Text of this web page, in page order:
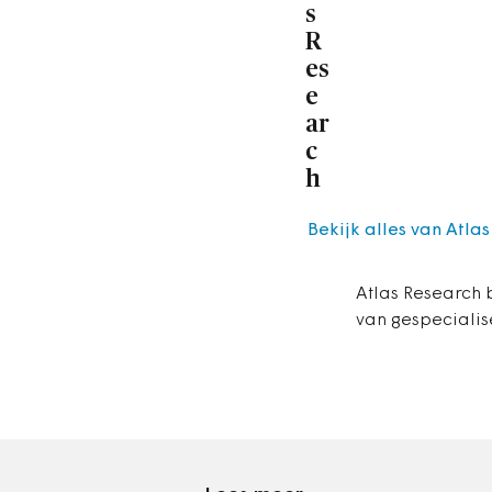
s
R
es
e
ar
c
h
Atlas
van
Bekijk alles van Atlas